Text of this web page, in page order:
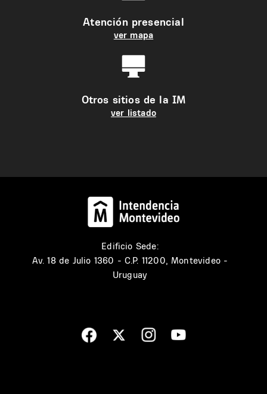
Atención presencial
ver mapa
Otros sitios de la IM
ver listado
Edificio Sede:
Av. 18 de Julio 1360 - C.P. 11200, Montevideo -
Uruguay